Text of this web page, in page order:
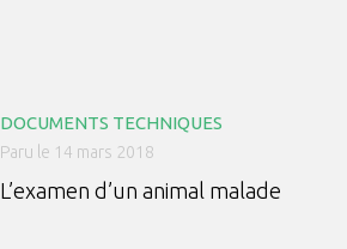
DOCUMENTS TECHNIQUES
Paru le 14 mars 2018
L’examen d’un animal malade